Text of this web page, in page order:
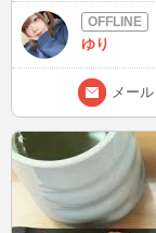
ゆり
メール